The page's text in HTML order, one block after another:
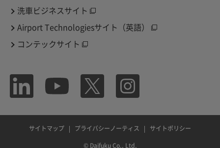
洗車ビジネスサイト
Airport Technologiesサイト（英語）
コンテックサイト
サイトマップ プライバシーノーティス
サイトポリシー
© Daifuku Co., Ltd.